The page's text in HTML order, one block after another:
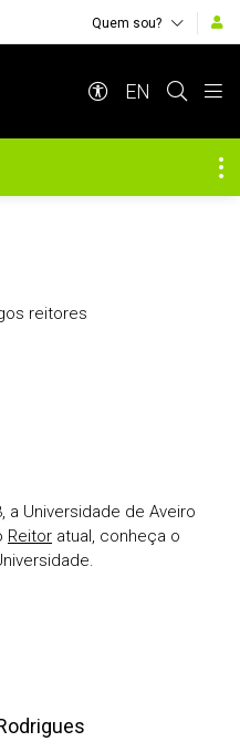
Quem sou?
EN
reitores
a Universidade de Aveiro
Reitor atual, conheça o